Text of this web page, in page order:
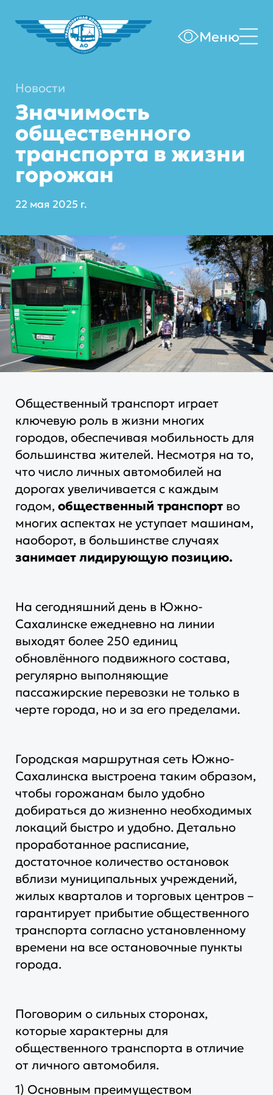
Меню
Новости
Значимость
общественного
транспорта в жизни
горожан
22 мая 2025 г.
Общественный транспорт играет
ключевую роль в жизни многих
городов, обеспечивая мобильность для
большинства жителей. Несмотря на то,
что число личных автомобилей на
дорогах увеличивается с каждым
годом, общественный транспортво
многих аспектах не уступает машинам,
наоборот, в большинстве случаях
занимает лидирующую позицию.
На сегодняшний день в Южно-
Сахалинске ежедневно на линии
выходят более 250 единиц
обновлённого подвижного состава,
регулярно выполняющие
пассажирские перевозки не только в
черте города, но и за его пределами.
Городская маршрутная сеть Южно-
Сахалинска выстроена таким образом,
чтобы горожанам было удобно
добираться до жизненно необходимых
локаций быстро и удобно. Детально
проработанное расписание,
достаточное количество остановок
вблизи муниципальных учреждений,
жилых кварталов и торговых центров –
гарантирует прибытие общественного
транспорта согласно установленному
времени на все остановочные пункты
города.
Поговорим о сильных сторонах,
которые характерны для
общественного транспорта в отличие
от личного автомобиля.
1) Основным преимуществом